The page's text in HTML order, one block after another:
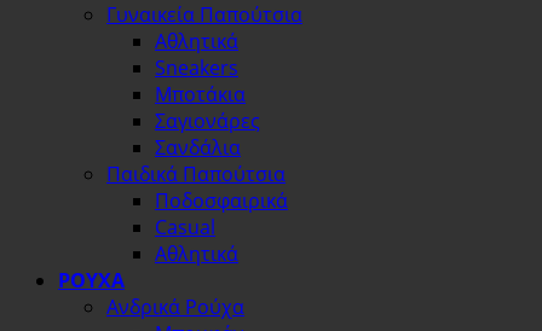
Γυναικεία Παπούτσια
Αθλητικά
Sneakers
Μποτάκια
Σαγιονάρες
Σανδάλια
Παιδικά Παπούτσια
Ποδοσφαιρικά
Casual
Αθλητικά
ΡΟΥΧΑ
Ανδρικά Ρούχα